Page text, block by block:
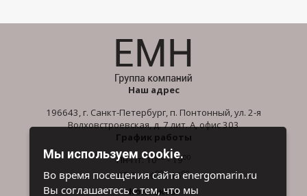
Наш адрес
196643, г. Санкт-Петербург, п. Понтонный, ул. 2-я
Волховстроевская, д. 7 лит. А, офис 303
График работы
Пн-Пт: 1000- 1900
Сб-Вс: 1000- 1600
Контакты
Мы используем cookie.
Во время посещения сайта energomarin.ru
Вы соглашаетесь с тем, что мы